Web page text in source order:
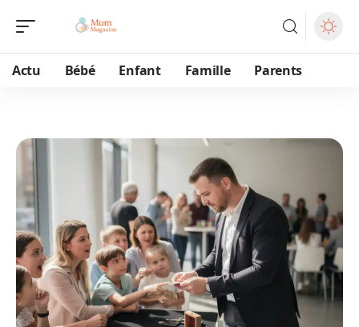
Actu Bébé Enfant Famille Parents